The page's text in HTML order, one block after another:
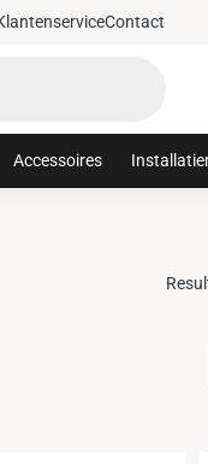
Contact
Accessoires